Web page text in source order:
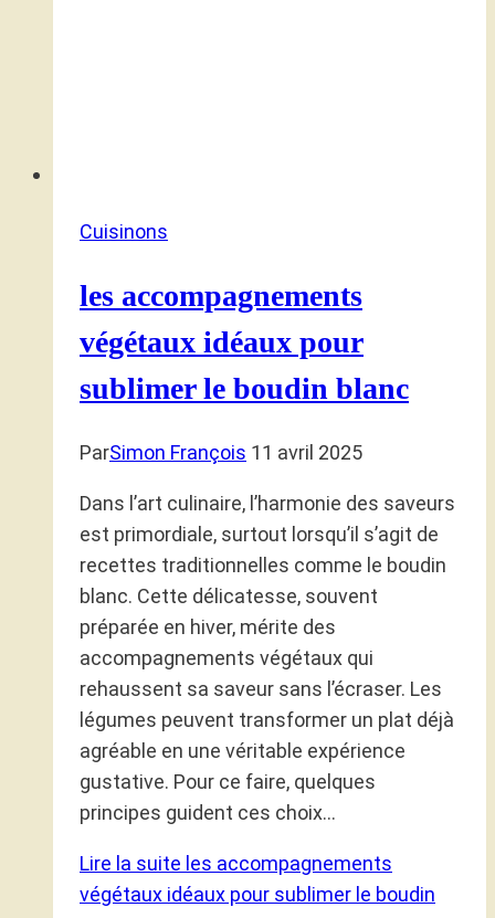
Cuisinons
les accompagnements
végétaux idéaux pour
sublimer le boudin blanc
ParSimon François 11 avril 2025
Dans l’art culinaire, l’harmonie des saveurs
est primordiale, surtout lorsqu’il s’agit de
recettes traditionnelles comme le boudin
blanc. Cette délicatesse, souvent
préparée en hiver, mérite des
accompagnements végétaux qui
rehaussent sa saveur sans l’écraser. Les
légumes peuvent transformer un plat déjà
agréable en une véritable expérience
gustative. Pour ce faire, quelques
principes guident ces choix…
Lire la suite les accompagnements
végétaux idéaux pour sublimer le boudin